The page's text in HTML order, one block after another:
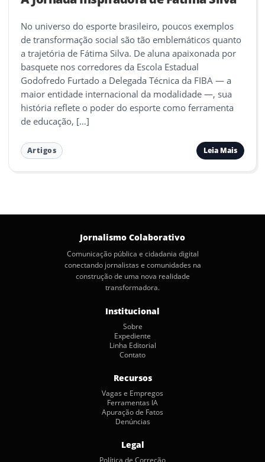
No universo do esporte brasileiro, poucos exemplos
de transformação social são tão emblemáticos quanto
a trajetória de Fátima Silva. De aluna apaixonada por
basquete nos corredores da Escola Estadual
Godofredo Furtado a Delegada Técnica da FIBA — a
maior entidade internacional da modalidade —, sua
história reflete o poder do esporte como ferramenta
de educação, […]
Artigos Leia Mais
Jornalismo Colaborativo
Comunicação pública e cidadania digital
conectando jornalistas e comunidades na
construção de uma nova realidade
transformadora.
Institucional
Sobre
Expediente
Linha Editorial
Contato
Recursos
Vagas e Empregos
Ferramentas IA
Apuração de Fatos
Denúncias
Legal